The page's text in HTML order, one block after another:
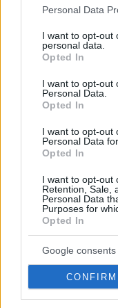
Please note that this
not limited to your
grant or deny
use your data for
consent section.
Personal Data
I want to opt-out
personal data.
Opted In
I want to opt-out
Personal Data.
Opted In
I want to opt-out
Personal Data
Opted In
I want to opt-out
Retention, Sale,
Personal Data
Purposes for
Opted In
Google consents
CONFIRM
Προηγούμενη
Πατρίς Σπορ
Τα σχόλια